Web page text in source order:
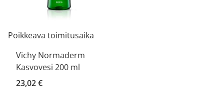
Poikkeava toimitusaika
Vichy Normaderm
Kasvovesi 200 ml
23,02 €